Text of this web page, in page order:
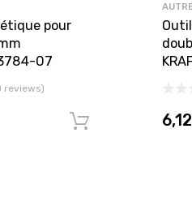
pour
3784-07
reviews)
Ajouter au
6,12